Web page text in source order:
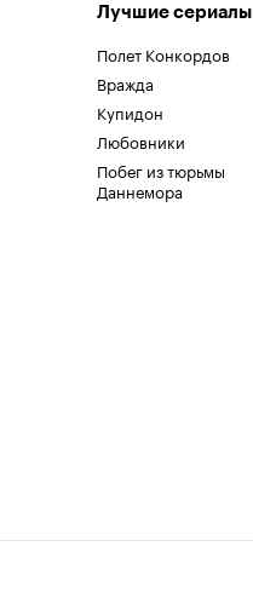
Лучшие сериалы
Полет Конкордов
Вражда
Купидон
Любовники
Побег из тюрьмы
Даннемора